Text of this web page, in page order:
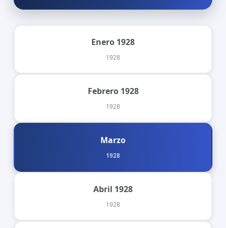
Enero 1928
1928
Febrero 1928
1928
Marzo
1928
Abril 1928
1928